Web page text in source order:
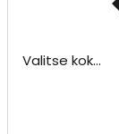
Valitse koko